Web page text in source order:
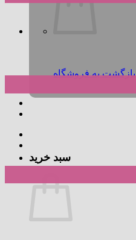
بازگشت به فروشگاه
سبد خرید